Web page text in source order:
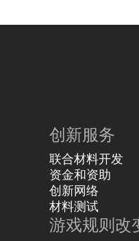
创新服务
联合材料开发
资金和资助
创新网络
材料测试
游戏规则改